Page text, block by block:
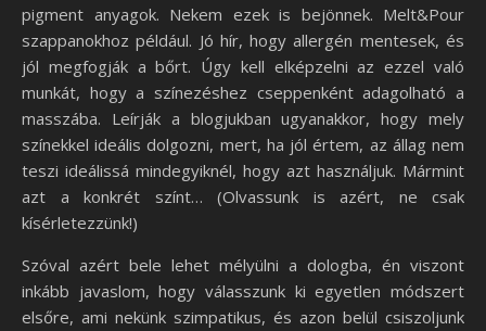
pigment anyagok. Nekem ezek is bejönnek. Melt&Pour
szappanokhoz például. Jó hír, hogy allergén mentesek, és
jól megfogják a bőrt. Úgy kell elképzelni az ezzel való
munkát, hogy a színezéshez cseppenként adagolható a
masszába. Leírják a blogjukban ugyanakkor, hogy mely
színekkel ideális dolgozni, mert, ha jól értem, az állag nem
teszi ideálissá mindegyiknél, hogy azt használjuk. Mármint
azt a konkrét színt… (Olvassunk is azért, ne csak
kísérletezzünk!)
Szóval azért bele lehet mélyülni a dologba, én viszont
inkább javaslom, hogy válasszunk ki egyetlen módszert
elsőre, ami nekünk szimpatikus, és azon belül csiszoljunk